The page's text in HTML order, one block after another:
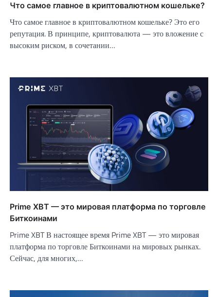
Что самое главное в криптовалютном кошельке?
Что самое главное в криптовалютном кошельке? Это его
репутация. В принципе, криптовалюта — это вложение с
высоким риском, в сочетании…
Prime XBT — это мировая платформа по торговле
Биткоинами
Prime XBT В настоящее время Prime XBT — это мировая
платформа по торговле Биткоинами на мировых рынках.
Сейчас, для многих,…